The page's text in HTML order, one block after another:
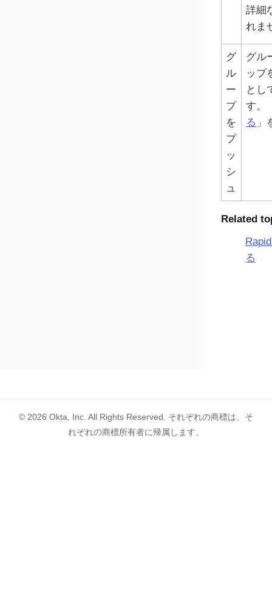
詳細
れま
グ
ル
ー
プ
を
プ
ッ
シ
ュ
グル
ップ
とし
す。
る 」
Related
る
© 2026 Okta, Inc. All Rights Reserved. それぞれの商標は、そ
れぞれの商標所有者に帰属します。